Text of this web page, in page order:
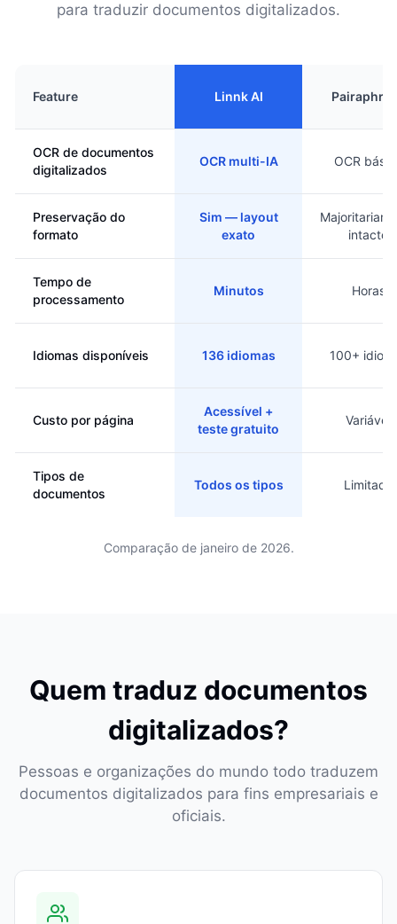
para traduzir documentos digitalizados.
Feature Linnk AI
OCR de documentos
digitalizados
OCR multi-IA OCR
Preservação do
formato
Sim — layout
exato
intacto
Tempo de
processamento
Minutos Horas
Idiomas disponíveis 136 idiomas 100+
Custo por página
Acessível +
teste gratuito
Variável
Tipos de
documentos
Todos os tipos Limitado
Comparação de janeiro de 2026.
Quem traduz documentos
digitalizados?
Pessoas e organizações do mundo todo traduzem
documentos digitalizados para fins empresariais e
oficiais.